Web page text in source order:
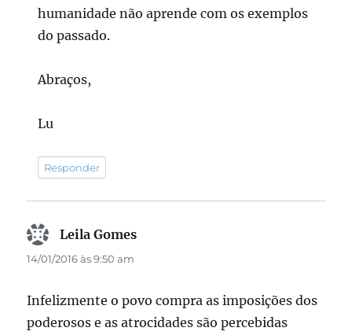
humanidade não aprende com os exemplos
do passado.
Abraços,
Lu
Responder
Leila Gomes
14/01/2016 às 9:50 am
Infelizmente o povo compra as imposições dos
poderosos e as atrocidades são percebidas